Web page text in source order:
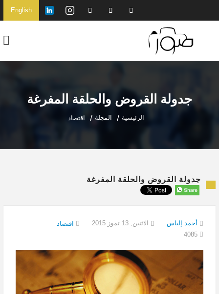
English
جدولة القروض والحلقة المفرغة
الرئيسية المجلة اقتصاد
جدولة القروض والحلقة المفرغة
أحمد إلياس الاثنين, 13 تموز 2015
اقتصاد